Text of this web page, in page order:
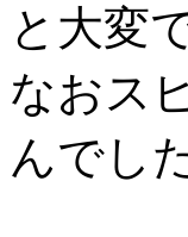
と大変
なおス
んでし